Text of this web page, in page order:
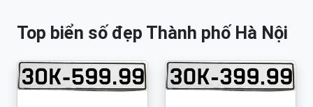
Top biển số đẹp Thành phố Hà Nội